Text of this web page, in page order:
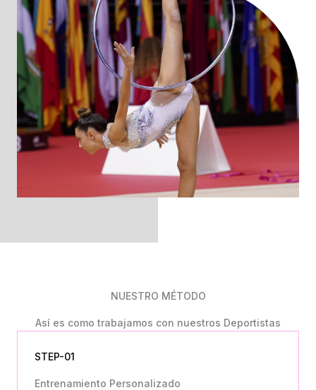
NUESTRO MÉTODO
Así es como trabajamos con nuestros Deportistas
STEP-01
Entrenamiento Personalizado